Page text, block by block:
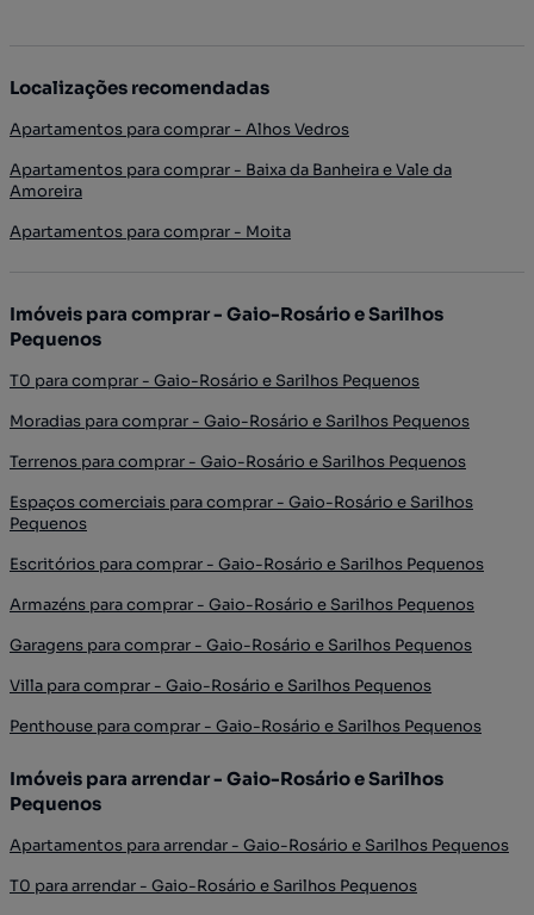
Localizações recomendadas
Apartamentos para comprar - Alhos Vedros
Apartamentos para comprar - Baixa da Banheira e Vale da
Amoreira
Apartamentos para comprar - Moita
Imóveis para comprar - Gaio-Rosário e Sarilhos
Pequenos
T0 para comprar - Gaio-Rosário e Sarilhos Pequenos
Moradias para comprar - Gaio-Rosário e Sarilhos Pequenos
Terrenos para comprar - Gaio-Rosário e Sarilhos Pequenos
Espaços comerciais para comprar - Gaio-Rosário e Sarilhos
Pequenos
Escritórios para comprar - Gaio-Rosário e Sarilhos Pequenos
Armazéns para comprar - Gaio-Rosário e Sarilhos Pequenos
Garagens para comprar - Gaio-Rosário e Sarilhos Pequenos
Villa para comprar - Gaio-Rosário e Sarilhos Pequenos
Penthouse para comprar - Gaio-Rosário e Sarilhos Pequenos
Imóveis para arrendar - Gaio-Rosário e Sarilhos
Pequenos
Apartamentos para arrendar - Gaio-Rosário e Sarilhos Pequenos
T0 para arrendar - Gaio-Rosário e Sarilhos Pequenos